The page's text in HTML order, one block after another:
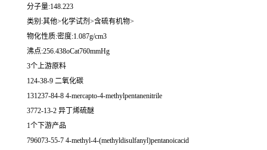
分子量:148.223
类别:其他>化学试剂>含硫有机物>
物化性质:密度:1.087g/cm3
沸点:256.438oCat760mmHg
3个上游原料
124-38-9 二氧化碳
131237-84-8 4-mercapto-4-methylpentanenitrile
3772-13-2 异丁烯硫醚
1个下游产品
796073-55-7 4-methyl-4-(methyldisulfanyl)pentanoicacid